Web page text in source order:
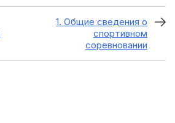
1. Общие сведения о
спортивном
соревновании